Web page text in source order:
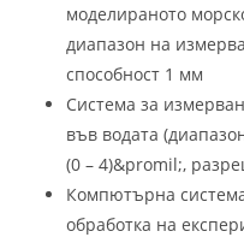
моделираното
диапазон на
способност 1 мм
Система за
във водата
(0 – 4)&promil;,
Компютърна
обработка на